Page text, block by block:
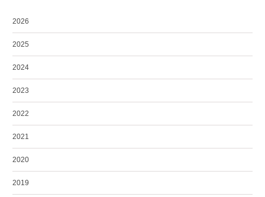
2026
2025
2024
2023
2022
2021
2020
2019